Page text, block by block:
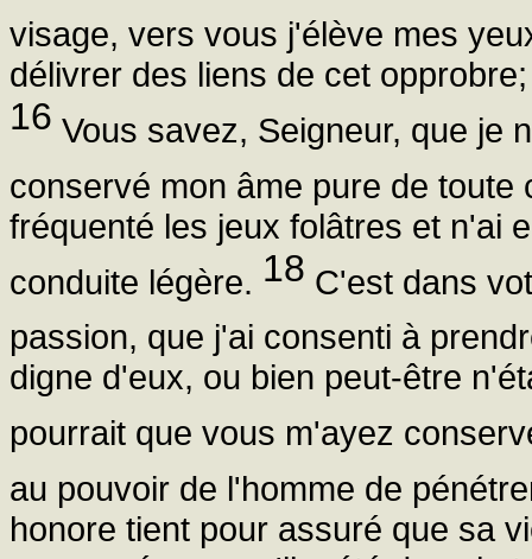
visage, vers vous j'élève mes
délivrer des liens de cet
16 Vous savez, Seigneur, que je
conservé mon âme pure de
fréquenté les jeux folâtres et n'ai
conduite légère. 18 C'est dans
passion, que j'ai consenti à
digne d'eux, ou bien peut-être
pourrait que vous m'ayez
au pouvoir de l'homme de
honore tient pour assuré que sa